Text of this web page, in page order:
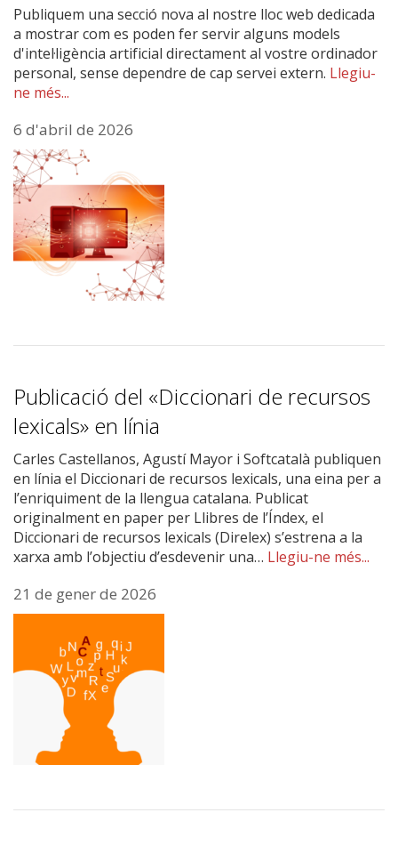
Publiquem una secció nova al nostre lloc web dedicada
a mostrar com es poden fer servir alguns models
d'intel·ligència artificial directament al vostre ordinador
personal, sense dependre de cap servei extern. Llegiu-
ne més...
6 d'abril de 2026
Publicació del «Diccionari de recursos
lexicals» en línia
Carles Castellanos, Agustí Mayor i Softcatalà publiquen
en línia el Diccionari de recursos lexicals, una eina per a
l’enriquiment de la llengua catalana. Publicat
originalment en paper per Llibres de l’Índex, el
Diccionari de recursos lexicals (Direlex) s’estrena a la
xarxa amb l’objectiu d’esdevenir una… Llegiu-ne més...
21 de gener de 2026